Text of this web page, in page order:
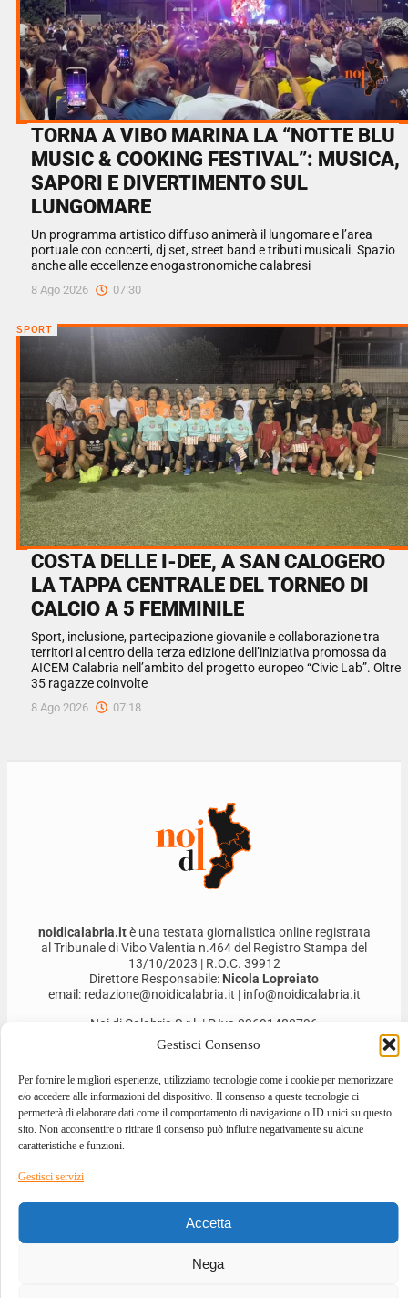
Gestisci Consenso
Per fornire le migliori esperienze, utilizziamo tecnologie come i cookie per memorizzare
e/o accedere alle informazioni del dispositivo. Il consenso a queste tecnologie ci
permetterà di elaborare dati come il comportamento di navigazione o ID unici su questo
sito. Non acconsentire o ritirare il consenso può influire negativamente su alcune
caratteristiche e funzioni.
Gestisci servizi
Accetta
Nega
TORNA A VIBO MARINA LA “NOTTE BLU
MUSIC & COOKING FESTIVAL”: MUSICA,
SAPORI E DIVERTIMENTO SUL
LUNGOMARE
Un programma artistico diffuso animerà il lungomare e l’area
portuale con concerti, dj set, street band e tributi musicali. Spazio
anche alle eccellenze enogastronomiche calabresi
8 Ago 2026 07:30
SPORT
COSTA DELLE I-DEE, A SAN CALOGERO
LA TAPPA CENTRALE DEL TORNEO DI
CALCIO A 5 FEMMINILE
Sport, inclusione, partecipazione giovanile e collaborazione tra
territori al centro della terza edizione dell’iniziativa promossa da
AICEM Calabria nell’ambito del progetto europeo “Civic Lab”. Oltre
35 ragazze coinvolte
8 Ago 2026 07:18
noidicalabria.itè una testata giornalistica online registrata
al Tribunale di Vibo Valentia n.464 del Registro Stampa del
13/10/2023 | R.O.C. 39912
Direttore Responsabile: Nicola Lopreiato
email: redazione@noidicalabria.it | info@noidicalabria.it
Noi di Calabria S.r.l. | P.Iva 03691480796
DESIGNED BYGIOVANNI BEVACQUA–DEVELOPED BY ILOVEA.IT